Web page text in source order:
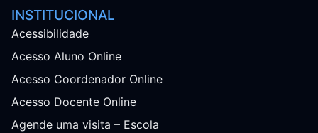
INSTITUCIONAL
Acessibilidade
Acesso Aluno Online
Acesso Coordenador Online
Acesso Docente Online
Agende uma visita – Escola